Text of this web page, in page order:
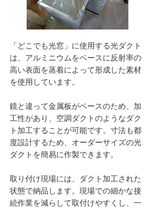
「どこでも光窓」に使用する光ダクト
は、アルミニウムをベースに反射率の
高い表面を蒸着によって形成した素材
を使用しています。
鏡と違って金属板がベースのため、加
工性があり、空調ダクトのようなダク
ト加工することが可能です。寸法も都
度設計するため、オーダーサイズの光
ダクトを簡易に作製できます。
取り付け現場には、ダクト加工された
状態で納品します。現場での細かな接
続作業を減らして取付けやすくし、一